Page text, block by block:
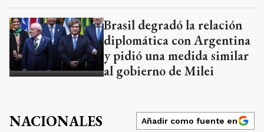
Brasil degradó la relación
diplomática con Argentina
y pidió una medida similar
al gobierno de Milei
NACIONALES Añadir como fuente en